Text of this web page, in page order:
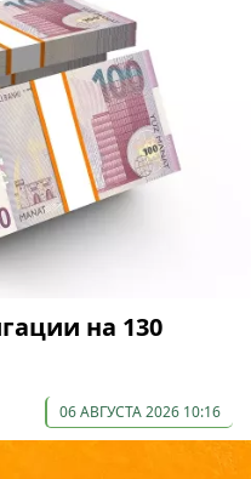
на 130
06 АВГУСТА 2026 10:16